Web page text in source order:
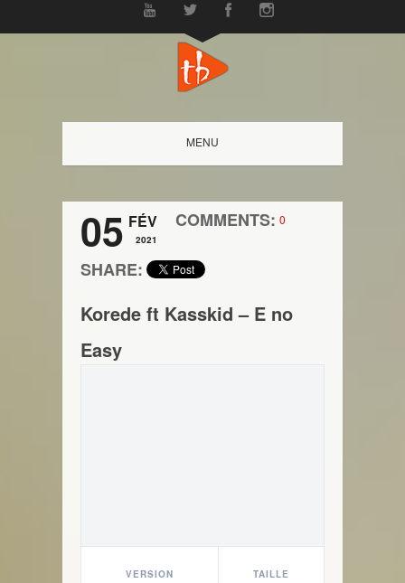
MENU
05 FÉV
2021
COMMENTS: 0
SHARE:
Korede ft Kasskid – E no
Easy
VERSION TAILLE